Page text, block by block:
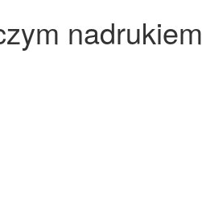
nadrukiem